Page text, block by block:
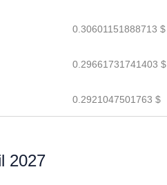
0.30601151888713 $
0.29661731741403 $
0.2921047501763 $
2027